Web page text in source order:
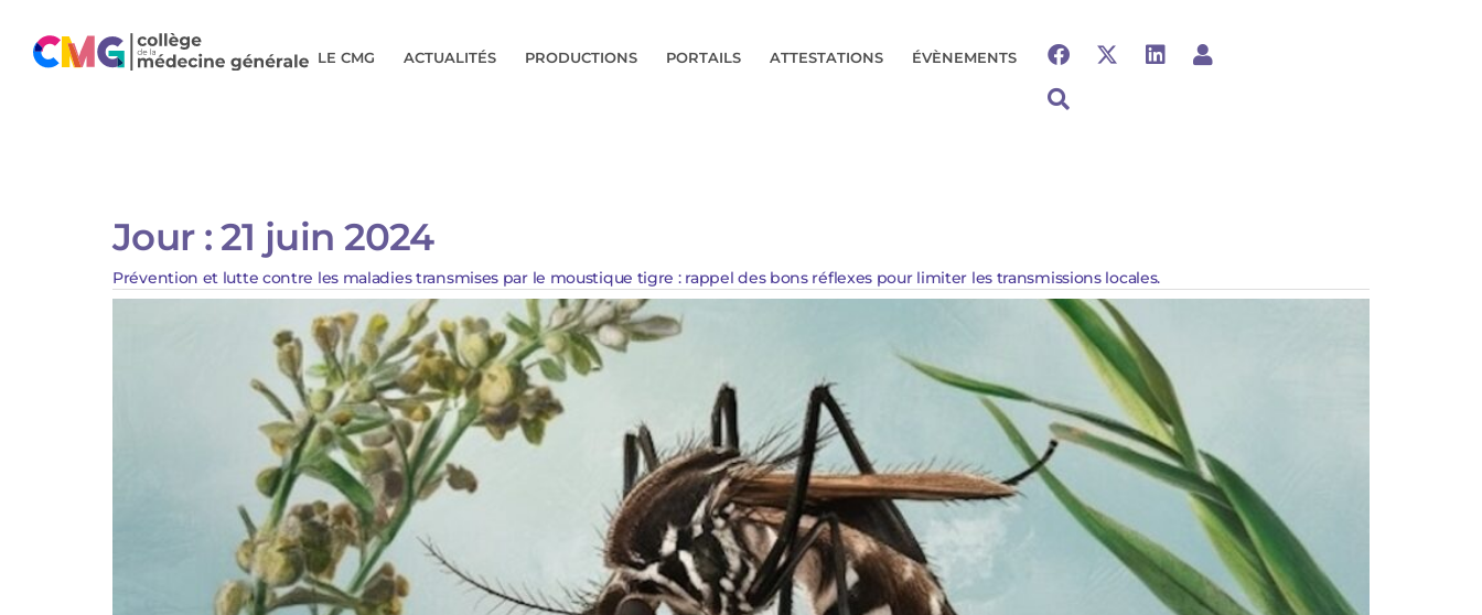
LE CMG ACTUALITÉS PRODUCTIONS PORTAILS ATTESTATIONS ÉVÈNEMENTS
Jour :21 juin 2024
Prévention et lutte contre les maladies transmises par le moustique tigre : rappel des bons réflexes pour limiter les transmissions locales.